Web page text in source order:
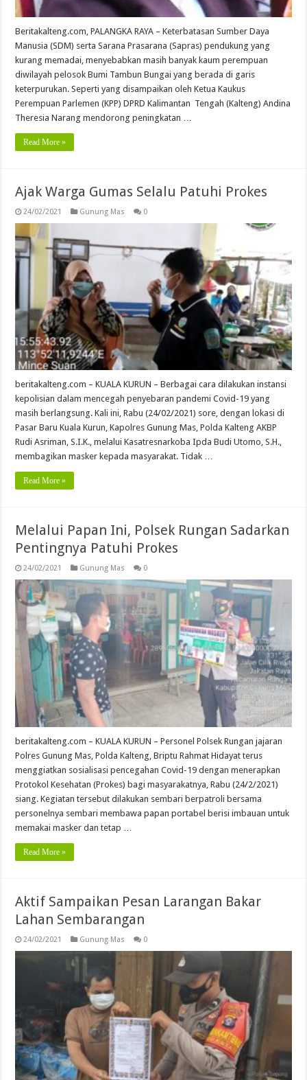
Beritakalteng.com, PALANGKA RAYA – Keterbatasan Sumber Daya
Manusia (SDM) serta Sarana Prasarana (Sapras) pendukung yang
kurang memadai, menyebabkan masih banyak kaum perempuan
diwilayah pelosok Bumi Tambun Bungai yang berada di garis
keterpurukan. Seperti yang disampaikan oleh Ketua Kaukus
Perempuan Parlemen (KPP) DPRD Kalimantan Tengah (Kalteng) Andina
Theresia Narang mendorong peningkatan …
Read More »
Ajak Warga Gumas Selalu Patuhi Prokes
24/02/2021 Gunung Mas 0
beritakalteng.com – KUALA KURUN – Berbagai cara dilakukan instansi
kepolisian dalam mencegah penyebaran pandemi Covid-19 yang
masih berlangsung. Kali ini, Rabu (24/02/2021) sore, dengan lokasi di
Pasar Baru Kuala Kurun, Kapolres Gunung Mas, Polda Kalteng AKBP
Rudi Asriman, S.I.K., melalui Kasatresnarkoba Ipda Budi Utomo, S.H.,
membagikan masker kepada masyarakat. Tidak …
Read More »
Melalui Papan Ini, Polsek Rungan Sadarkan
Pentingnya Patuhi Prokes
24/02/2021 Gunung Mas 0
beritakalteng.com – KUALA KURUN – Personel Polsek Rungan jajaran
Polres Gunung Mas, Polda Kalteng, Briptu Rahmat Hidayat terus
menggiatkan sosialisasi pencegahan Covid-19 dengan menerapkan
Protokol Kesehatan (Prokes) bagi masyarakatnya, Rabu (24/2/2021)
siang. Kegiatan tersebut dilakukan sembari berpatroli bersama
personelnya sembari membawa papan portabel berisi imbauan untuk
memakai masker dan tetap …
Read More »
Aktif Sampaikan Pesan Larangan Bakar
Lahan Sembarangan
24/02/2021 Gunung Mas 0